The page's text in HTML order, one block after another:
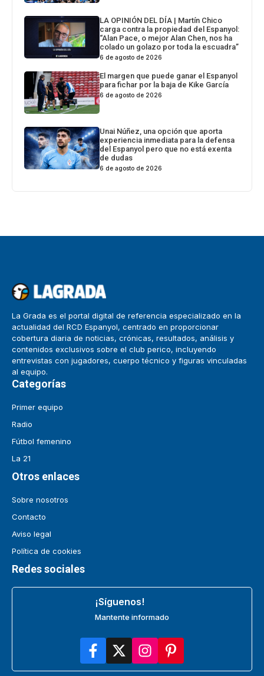
LA OPINIÓN DEL DÍA | Martín Chico
carga contra la propiedad del Espanyol:
“Alan Pace, o mejor Alan Chen, nos ha
colado un golazo por toda la escuadra”
6 de agosto de 2026
El margen que puede ganar el Espanyol
para fichar por la baja de Kike García
6 de agosto de 2026
Unai Núñez, una opción que aporta
experiencia inmediata para la defensa
del Espanyol pero que no está exenta
de dudas
6 de agosto de 2026
La Grada es el portal digital de referencia especializado en la
actualidad del RCD Espanyol, centrado en proporcionar
cobertura diaria de noticias, crónicas, resultados, análisis y
contenidos exclusivos sobre el club perico, incluyendo
entrevistas con jugadores, cuerpo técnico y figuras vinculadas
al equipo.
Categorías
Primer equipo
Radio
Fútbol femenino
La 21
Otros enlaces
Sobre nosotros
Contacto
Aviso legal
Política de cookies
Redes sociales
¡Síguenos!
Mantente informado